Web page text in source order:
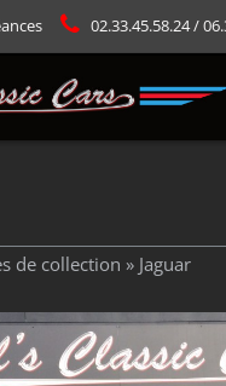
02.33.45.58.24 /
de collection » Jaguar